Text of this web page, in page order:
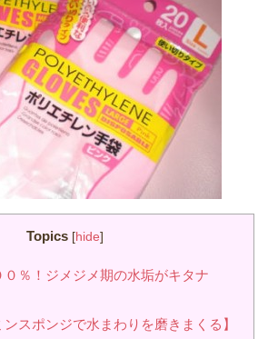
Topics [hide]
０％！ジメジメ期の水垢がキタナ
ンスポンジで水まわりを磨きまくる】